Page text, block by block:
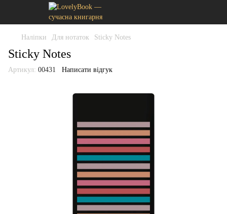
Наліпки Для нотаток Sticky Notes
Sticky Notes
Артикул: 00431 Написати відгук